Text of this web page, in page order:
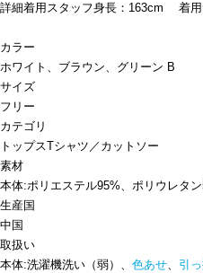
詳細着用スタッフ身長：163cm 着用
カラー
ホワイト、ブラウン、グリーン B
サイズ
フリー
カテゴリ
トップスTシャツ／カットソー
素材
本体:ポリエステル95%、ポリウレタ
生産国
中国
取扱い
本体:洗濯機洗い（弱）、 色あせ、 引